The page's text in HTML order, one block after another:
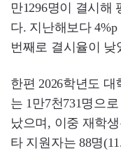
만1296명이 결시해
다. 지난해보다
번째로 결시율이 낮
한편 2026학년도
는 1만7천731명으
났으며, 이중 재학
타 지원자는 88명